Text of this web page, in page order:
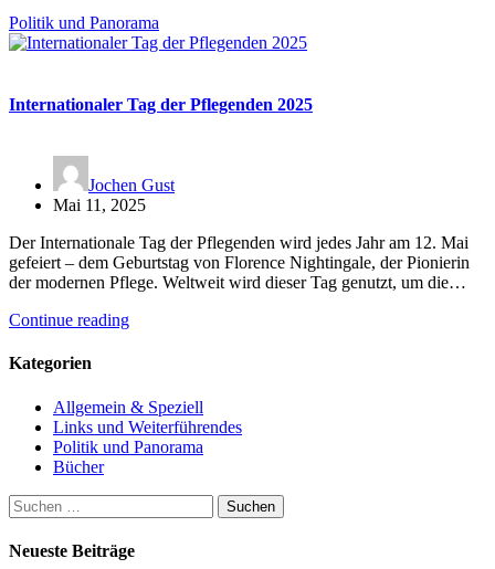
Politik und Panorama
Internationaler Tag der Pflegenden 2025
Jochen Gust
Mai 11, 2025
Der Internationale Tag der Pflegenden wird jedes Jahr am 12. Mai
gefeiert – dem Geburtstag von Florence Nightingale, der Pionierin
der modernen Pflege. Weltweit wird dieser Tag genutzt, um die…
Continue reading
Kategorien
Allgemein & Speziell
Links und Weiterführendes
Politik und Panorama
Bücher
Suchen
nach:
Neueste Beiträge